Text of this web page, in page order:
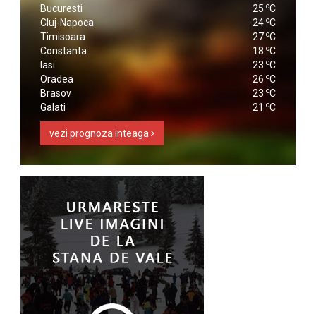
Bucuresti 25 oC
Cluj-Napoca
24 oC
Timisoara
27 oC
Constanta
18 oC
Iasi
23 oC
Oradea
26 oC
Brasov
23 oC
Galati
21 oC
vezi prognoza inteaga